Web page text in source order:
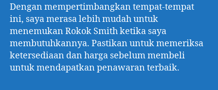
Dengan mempertimbangkan tempat-tempat
ini, saya merasa lebih mudah untuk
menemukan Rokok Smith ketika saya
membutuhkannya. Pastikan untuk memeriksa
ketersediaan dan harga sebelum membeli
untuk mendapatkan penawaran terbaik.